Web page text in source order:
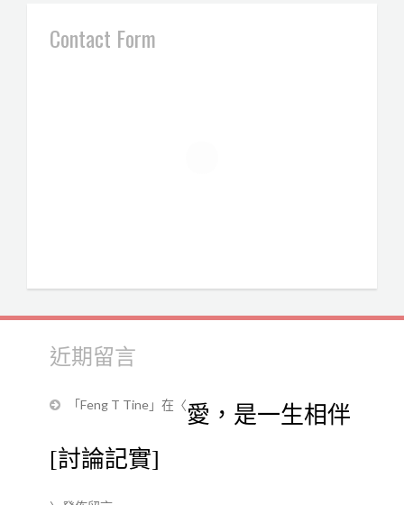
Contact Form
近期留言
「Feng T Tine 」在〈愛，是一生相伴
[討論記實]